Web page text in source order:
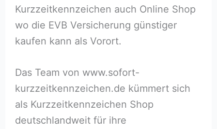
Kurzzeitkennzeichen auch Online Shop
wo die EVB Versicherung günstiger
kaufen kann als Vorort.
Das Team von www.sofort-
kurzzeitkennzeichen.de kümmert sich
als Kurzzeitkennzeichen Shop
deutschlandweit für ihre